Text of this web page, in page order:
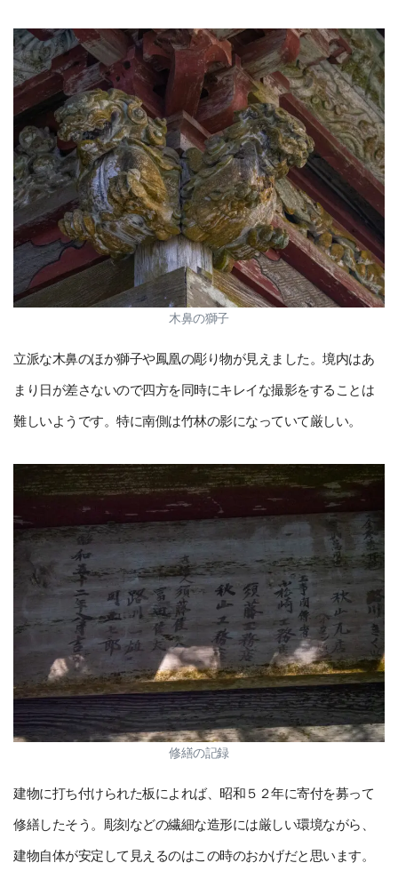
木鼻の獅子
立派な木鼻のほか獅子や鳳凰の彫り物が見えました。境内はあ
まり日が差さないので四方を同時にキレイな撮影をすることは
難しいようです。特に南側は竹林の影になっていて厳しい。
修繕の記録
建物に打ち付けられた板によれば、昭和５２年に寄付を募って
修繕したそう。彫刻などの繊細な造形には厳しい環境ながら、
建物自体が安定して見えるのはこの時のおかげだと思います。